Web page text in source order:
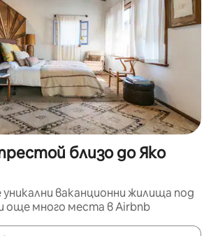
близо до Яко
ваканционни жилища под
още много места в Airbnb